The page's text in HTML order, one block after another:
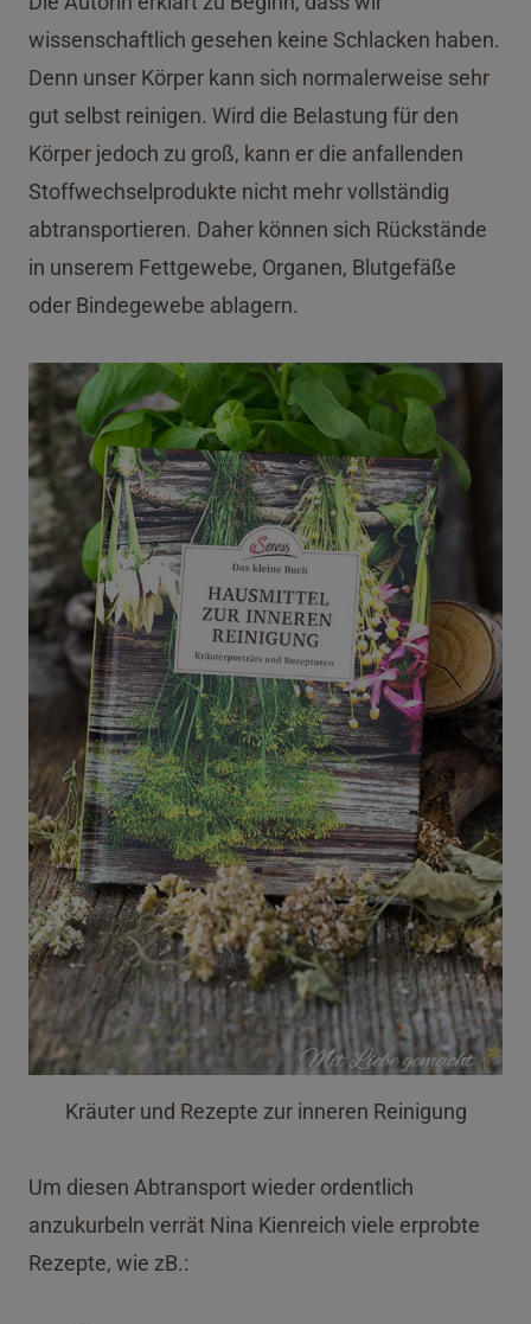
wissenschaftlich gesehen keine Schlacken haben.
Denn unser Körper kann sich normalerweise sehr
gut selbst reinigen. Wird die Belastung für den
Körper jedoch zu groß, kann er die anfallenden
Stoffwechselprodukte nicht mehr vollständig
abtransportieren. Daher können sich Rückstände
in unserem Fettgewebe, Organen, Blutgefäße
oder Bindegewebe ablagern.
Kräuter und Rezepte zur inneren Reinigung
Um diesen Abtransport wieder ordentlich
anzukurbeln verrät Nina Kienreich viele erprobte
Rezepte, wie zB.: